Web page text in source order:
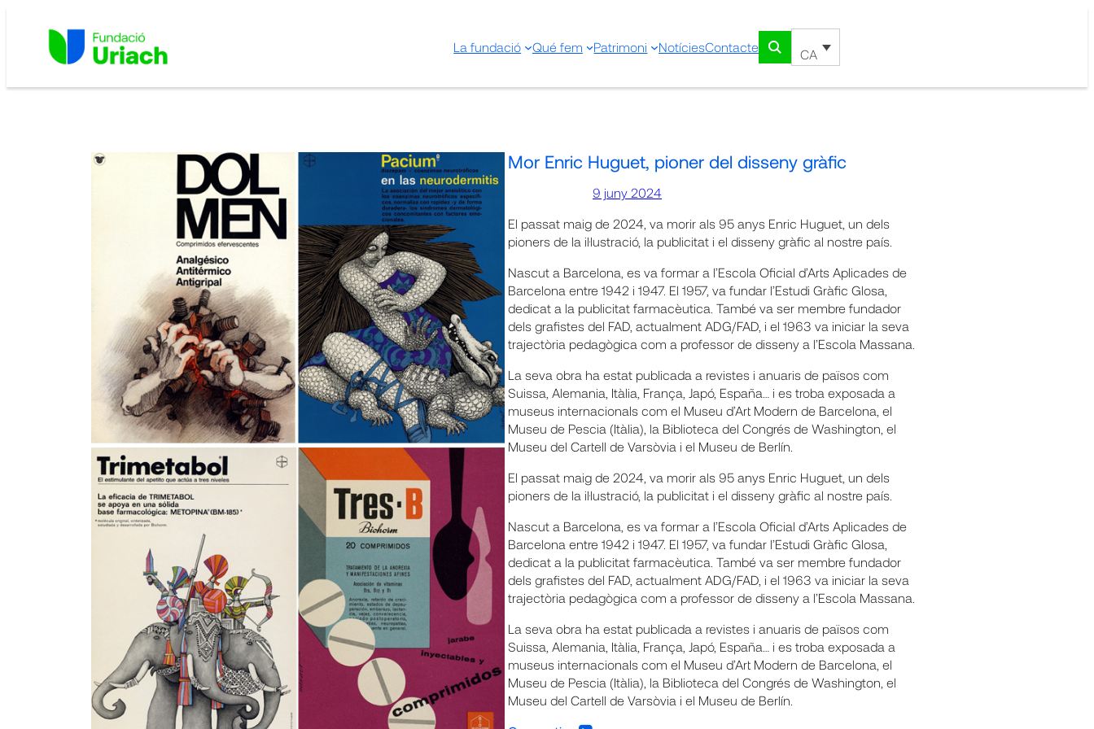
contingut
La fundació Qué fem Patrimoni NotíciesContacte CA
Mor Enric Huguet, pioner del disseny gràfic
9 juny 2024
El passat maig de 2024, va morir als 95 anys Enric Huguet, un dels
pioners de la il·lustració, la publicitat i el disseny gràfic al nostre país.
Nascut a Barcelona, es va formar a l’Escola Oficial d’Arts Aplicades de
Barcelona entre 1942 i 1947. El 1957, va fundar l’Estudi Gràfic Glosa,
dedicat a la publicitat farmacèutica. També va ser membre fundador
dels grafistes del FAD, actualment ADG/FAD, i el 1963 va iniciar la seva
trajectòria pedagògica com a professor de disseny a l’Escola Massana.
La seva obra ha estat publicada a revistes i anuaris de països com
Suissa, Alemania, Itàlia, França, Japó, España… i es troba exposada a
museus internacionals com el Museu d’Art Modern de Barcelona, el
Museu de Pescia (Itàlia), la Biblioteca del Congrés de Washington, el
Museu del Cartell de Varsòvia i el Museu de Berlín.
El passat maig de 2024, va morir als 95 anys Enric Huguet, un dels
pioners de la il·lustració, la publicitat i el disseny gràfic al nostre país.
Nascut a Barcelona, es va formar a l’Escola Oficial d’Arts Aplicades de
Barcelona entre 1942 i 1947. El 1957, va fundar l’Estudi Gràfic Glosa,
dedicat a la publicitat farmacèutica. També va ser membre fundador
dels grafistes del FAD, actualment ADG/FAD, i el 1963 va iniciar la seva
trajectòria pedagògica com a professor de disseny a l’Escola Massana.
La seva obra ha estat publicada a revistes i anuaris de països com
Suissa, Alemania, Itàlia, França, Japó, España… i es troba exposada a
museus internacionals com el Museu d’Art Modern de Barcelona, el
Museu de Pescia (Itàlia), la Biblioteca del Congrés de Washington, el
Museu del Cartell de Varsòvia i el Museu de Berlín.